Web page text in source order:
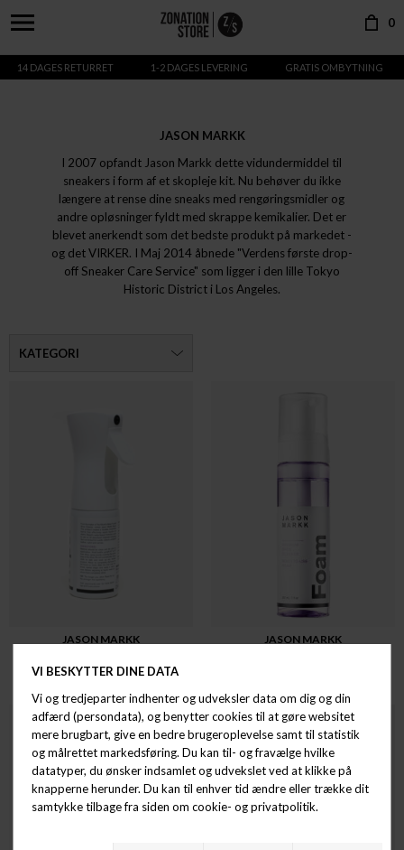
0
14 DAGES RETURRET 1-2 DAGES LEVERING GRATIS OMBYTNING
JASON MARKK
I 2007 opfandt Jason Markk dette vidundermiddel til
sneakers i form af et skopleje kit. Nu behøver du ikke
længere at rense dine sneaks med rengøringsmidler og
andre opløsninger fyldt med skrappe kemikalier. Det er
blevet anerkendt som det bedste produkt på markedet -
og det VIRKER. I Maj 2014 åbnede "Verdens første drop-
off Sneaker Care Service" som ligger i den lille Tokyo
Historic District i Los Angeles.
KATEGORI
JASON MARKK
DKK 149,00
JASON MARKK